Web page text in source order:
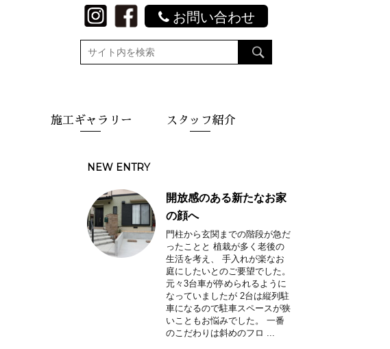
お問い合わせ
施工ギャラリー スタッフ紹介
NEW ENTRY
開放感のある新たなお家
の顔へ
門柱から玄関までの階段が急だ
ったことと 植栽が多く老後の
生活を考え、 手入れが楽なお
庭にしたいとのご要望でした。
元々3台車が停められるように
なっていましたが 2台は縦列駐
車になるので駐車スペースが狭
いこともお悩みでした。 一番
のこだわりは斜めのフロ ...